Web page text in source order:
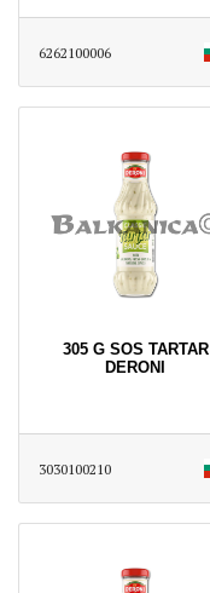
6262100006
305 G SOS TARTAR
DERONI
3030100210